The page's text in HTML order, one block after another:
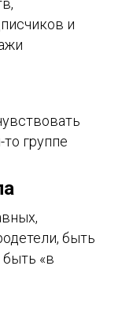
и
группе
быть
«в